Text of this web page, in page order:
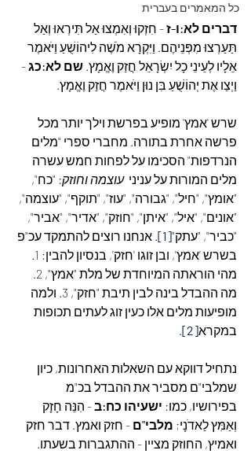
כל המאמרים בעברית
דברים לא:ו-ז - חִזְקוּ וְאִמְצוּ אַל תִּירְאוּ וְאַל
תַּעַרְצוּ מִפְּנֵיהֶם. וַיִּקְרָא מֹשֶׁה לִיהוֹשֻׁעַ וַיֹּאמֶר
אֵלָיו לְעֵינֵי כָל יִשְׂרָאֵל חֲזַק וֶאֱמָץ. שם לא:כג -
וַיְצַו אֶת יְהוֹשֻׁעַ בִּן נוּן וַיֹּאמֶר חֲזַק וֶאֱמָץ.
שרש 'אמץ' מופיע בפרשת וילך יותר מכל
פרשה אחרת בתורה. מחברי ספרי "מלים
הנרדפות" הסכימו על לפחות חמש עשרה
מלים המורות על עניני עוצמה וחוזק: "כח",
"אומץ", "חיל", "גבורה", "עוז", "תוקף", "עוצמה",
"אונים", "איל", "איתן", "חוזק", "אדיר", "אביר",
"כביר", "עתק"[1]
. אנחנו רוצים להתמקד עכ"פ
בשרש 'אמץ', ובן זוגו 'חזק', בנסיון להבין: 1.
מהי הוראתה המיוחדת של מלת "אמץ", 2.
מה ההבדל בינה לבין תיבת "חזק", 3. ולמה
מופיעות מלים אלו כעין זוג לעתים תכופות
במקרא[2]
.
נתחיל דווקא עם השאלות האחרונות, כיון
שמלבי"ם מסביר את ההבדל בכ"מ
בפירושיו, כמו: ישעיהו כח:ב - הִנֵּה חָזָק
וְאַמִּץ לַאדֹנָי; מלבי"ם - חזק ואמץ. דבר חזק
ואמיץ, החוזק מציין - ההתגברות בשעתו.